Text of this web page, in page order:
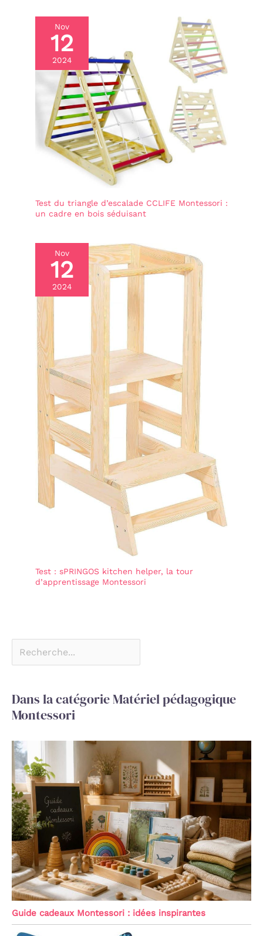
motricité fine et la
participation aux activités
quotidiennes. Elle
améliore la coordination
œil-main et renforce les
muscles des mains et des
doigts. La Tour d
Observation Montessori
offre aux enfants une
merveilleuse opportunité
d'apprentissage. Vos
enfants seront ravis de
recevoir ce cadeau
d'anniversaire ou de Noël.
Nov
12
2024
Test du triangle d’escalade CCLIFE Montessori :
un cadre en bois séduisant
Nov
12
2024
Test : sPRINGOS kitchen helper, la tour
d’apprentissage Montessori
Dans la catégorie Matériel pédagogique
Montessori
Guide cadeaux Montessori : idées inspirantes